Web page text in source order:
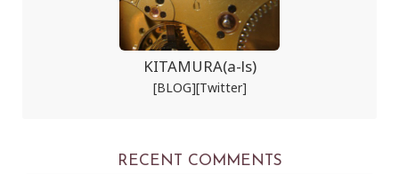
KITAMURA(a-ls)
[BLOG][Twitter]
RECENT COMMENTS